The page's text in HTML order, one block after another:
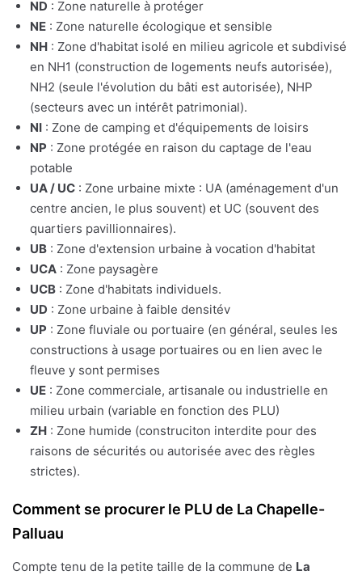
ND : Zone naturelle à protéger
NE : Zone naturelle écologique et sensible
NH : Zone d'habitat isolé en milieu agricole et subdivisé
en NH1 (construction de logements neufs autorisée),
NH2 (seule l'évolution du bâti est autorisée), NHP
(secteurs avec un intérêt patrimonial).
NI : Zone de camping et d'équipements de loisirs
NP : Zone protégée en raison du captage de l'eau
potable
UA / UC : Zone urbaine mixte : UA (aménagement d'un
centre ancien, le plus souvent) et UC (souvent des
quartiers pavillionnaires).
UB : Zone d'extension urbaine à vocation d'habitat
UCA : Zone paysagère
UCB : Zone d'habitats individuels.
UD : Zone urbaine à faible densitév
UP : Zone fluviale ou portuaire (en général, seules les
constructions à usage portuaires ou en lien avec le
fleuve y sont permises
UE : Zone commerciale, artisanale ou industrielle en
milieu urbain (variable en fonction des PLU)
ZH : Zone humide (construciton interdite pour des
raisons de sécurités ou autorisée avec des règles
strictes).
Comment se procurer le PLU de La Chapelle-
Palluau
Compte tenu de la petite taille de la commune de La